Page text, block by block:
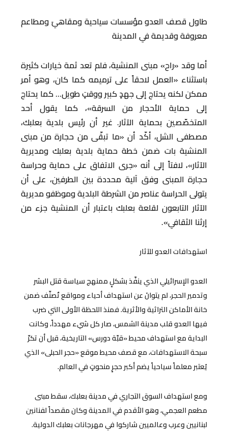
طاول قصف العدو مؤسسات سياحية ومقاهيَ ومطاعم
معروفة وقديمة في المدينة
أما وقد «راح» مبنى المنشية، فلم تعد ثمة خيارات كثيرة
باستثناء «العمل لاحقاً على ترميمه كما كان، وهو أمر
ممكن لكنه يحتاج إلى جهدٍ كبير ووقتٍ طويل… كما يحتاج
إلى حماية الأحجار من السرقة»، كما يقول أحد
المتخصّصين بحماية الآثار. غير أن رئيس بلدية بعلبك،
مصطفى الشل، أكّد أن «ما تبقّى من حجارة من مبنى
المنشية بات ضمن خطة حماية بلدية بعلبك ومديرية
الآثار»، لافتاً إلى أنه «جرى الاتفاق على حماية وحراسة
حجارة المبنى وفق آلية محددة بين الطرفين، على أن
يتولى الحراسة عناصر من الشرطة البلدية وموظفو مديرية
الآثار التابعون لقلعة بعلبك باعتبار أن المنشية جزء من
إرثنا الثقافي».
استهدافات العدو للآثار
العدو الإسرائيلي الذي ينفّذ بشكلٍ ممنهج سياسة قتل البشر
وتدمير الحجر، لم يتوانَ عن استهداف أحياء ومواقع تُصنّف ضمن
خانة الأماكن التراثية والأثرية. فمنذ اللحظة الأولى التي ضرب
فيها العدو قلب مدينة الشمس، صار كل شيء مهدداً، وكانت
البداية مع استهداف محيط «قبّة دورس» التاريخية، قبل أن تكرّ
سبحة الاستهدافات، مع قصف محيط موقع «حجر الحبلى» الذي
يُعتبر معلماً سياحياً يضم أكبر حجرٍ منحوتٍ في العالم.
ومع استهداف السوق التجاري في مدينة بعلبك، سقط مبنى
مطعم العجمي، وهو الأقدم في المدينة وكان مقصداً لفنانين
لبنانيين وعرب وعالميين شاركوا في مهرجانات بعلبك الدولية.